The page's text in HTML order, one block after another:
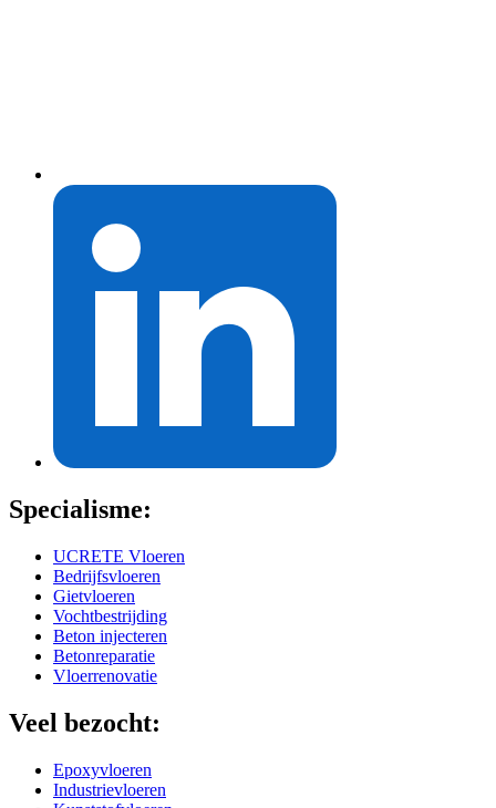
Specialisme:
UCRETE Vloeren
Bedrijfsvloeren
Gietvloeren
Vochtbestrijding
Beton injecteren
Betonreparatie
Vloerrenovatie
Veel bezocht:
Epoxyvloeren
Industrievloeren